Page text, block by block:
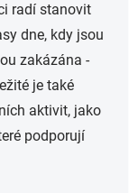
radí stanovit
dne, kdy jsou
zakázána -
je také
aktivit, jako
podporují